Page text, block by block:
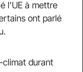
l’UE à mettre
ont parlé
climat durant